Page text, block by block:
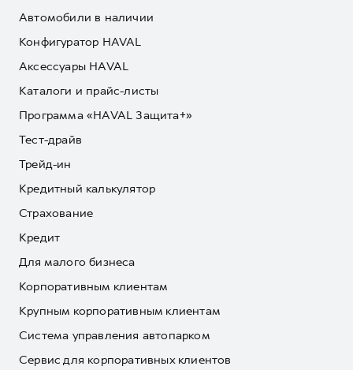
Автомобили в наличии
Конфигуратор HAVAL
Аксессуары HAVAL
Каталоги и прайс-листы
Программа «HAVAL Защита+»
Тест-драйв
Трейд-ин
Кредитный калькулятор
Страхование
Кредит
Для малого бизнеса
Корпоративным клиентам
Крупным корпоративным клиентам
Система управления автопарком
Сервис для корпоративных клиентов